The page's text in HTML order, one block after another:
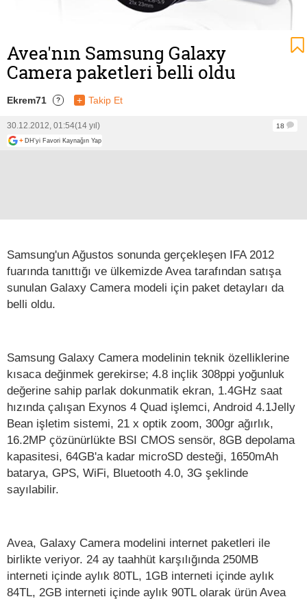
Avea'nın Samsung Galaxy
Camera paketleri belli oldu
Ekrem71 ? + Takip Et
30.12.2012, 01:54(14 yıl)
18
+ DH'yi Favori Kaynağın Yap
Samsung'un Ağustos sonunda gerçekleşen IFA 2012
fuarında tanıttığı ve ülkemizde Avea tarafından satışa
sunulan Galaxy Camera modeli için paket detayları da
belli oldu.
Samsung Galaxy Camera modelinin teknik özelliklerine
kısaca değinmek gerekirse; 4.8 inçlik 308ppi yoğunluk
değerine sahip parlak dokunmatik ekran, 1.4GHz saat
hızında çalışan Exynos 4 Quad işlemci, Android 4.1Jelly
Bean işletim sistemi, 21 x optik zoom, 300gr ağırlık,
16.2MP çözünürlükte BSI CMOS sensör, 8GB depolama
kapasitesi, 64GB'a kadar microSD desteği, 1650mAh
batarya, GPS, WiFi, Bluetooth 4.0, 3G şeklinde
sayılabilir.
Avea, Galaxy Camera modelini internet paketleri ile
birlikte veriyor. 24 ay taahhüt karşılığında 250MB
interneti içinde aylık 80TL, 1GB interneti içinde aylık
84TL, 2GB interneti içinde aylık 90TL olarak ürün Avea